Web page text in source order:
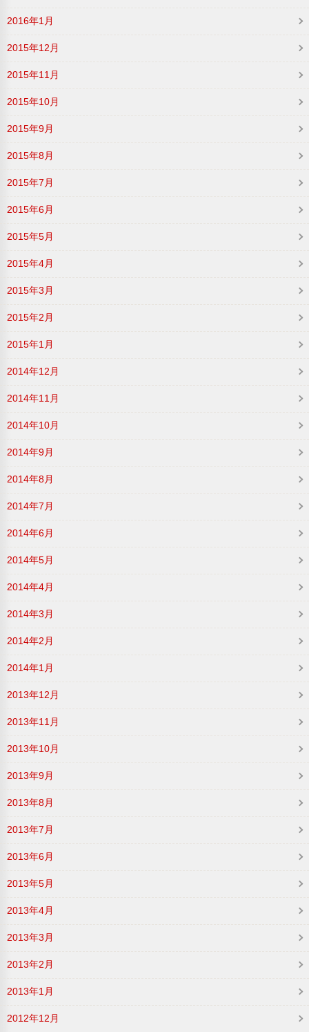
2016年1月
2015年12月
2015年11月
2015年10月
2015年9月
2015年8月
2015年7月
2015年6月
2015年5月
2015年4月
2015年3月
2015年2月
2015年1月
2014年12月
2014年11月
2014年10月
2014年9月
2014年8月
2014年7月
2014年6月
2014年5月
2014年4月
2014年3月
2014年2月
2014年1月
2013年12月
2013年11月
2013年10月
2013年9月
2013年8月
2013年7月
2013年6月
2013年5月
2013年4月
2013年3月
2013年2月
2013年1月
2012年12月